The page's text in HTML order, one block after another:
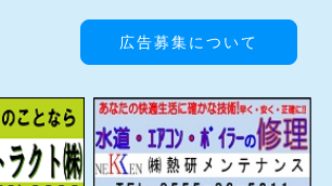
広告募集について